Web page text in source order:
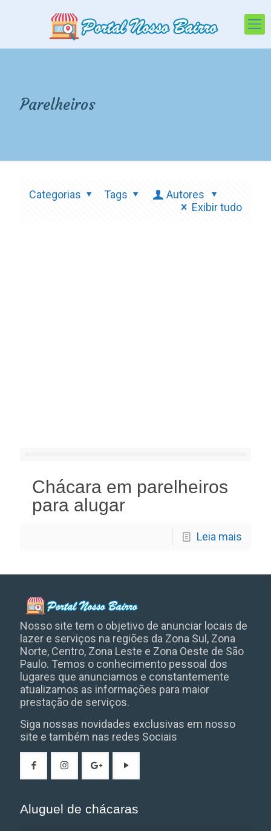
Parelheiros
Categorias Tags
Autores
Exibir tudo
Chácara em parelheiros
para alugar
Leia mais
Nosso site tem o objetivo de anunciar locais de
lazer e serviços na regiões da Zona Sul, Zona
Norte, Centro, Zona Leste e Zona Oeste de São
Paulo. Temos o conhecimento pessoal dos
lugares que anunciamos e constantemente
atualizamos as informações para maior
prestação de serviços.
Siga nossas novidades exclusivas em nosso
site e também nas redes Sociais
Aluguel de chácaras